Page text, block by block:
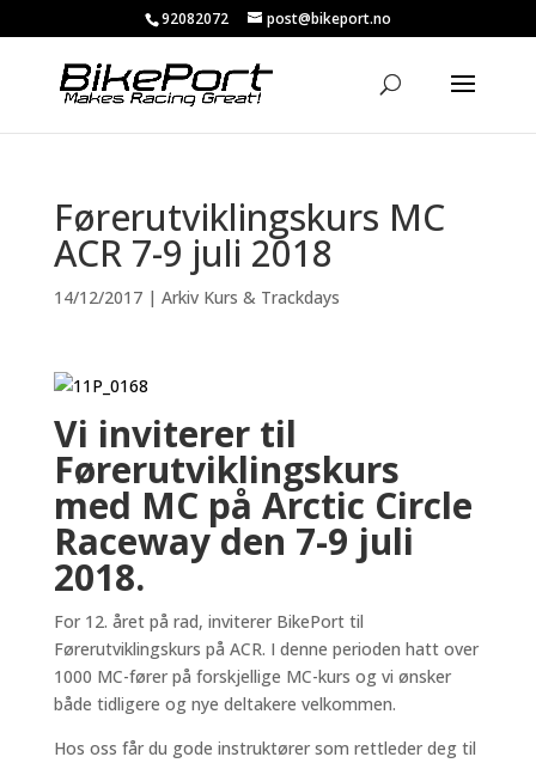
92082072 post@bikeport.no
Førerutviklingskurs MC
ACR 7-9 juli 2018
14/12/2017| Arkiv Kurs & Trackdays
Vi inviterer til
Førerutviklingskurs
med MC på Arctic Circle
Raceway den 7-9 juli
2018.
For 12. året på rad, inviterer BikePort til
Førerutviklingskurs på ACR. I denne perioden hatt over
1000 MC-fører på forskjellige MC-kurs og vi ønsker
både tidligere og nye deltakere velkommen.
Hos oss får du gode instruktører som rettleder deg til